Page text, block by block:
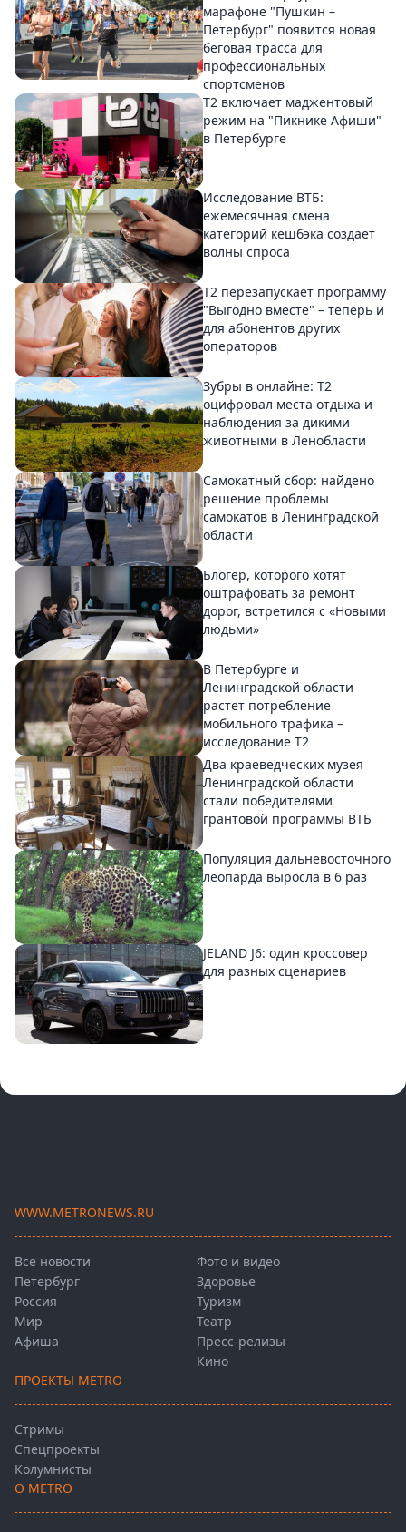
марафоне "Пушкин –
Петербург" появится новая
беговая трасса для
профессиональных
спортсменов
Т2 включает маджентовый
режим на "Пикнике Афиши"
в Петербурге
Исследование ВТБ:
ежемесячная смена
категорий кешбэка создает
волны спроса
Т2 перезапускает программу
"Выгодно вместе" – теперь и
для абонентов других
операторов
Зубры в онлайне: Т2
оцифровал места отдыха и
наблюдения за дикими
животными в Ленобласти
Самокатный сбор: найдено
решение проблемы
самокатов в Ленинградской
области
Блогер, которого хотят
оштрафовать за ремонт
дорог, встретился с «Новыми
людьми»
В Петербурге и
Ленинградской области
растет потребление
мобильного трафика –
исследование T2
Два краеведческих музея
Ленинградской области
стали победителями
грантовой программы ВТБ
Популяция дальневосточного
леопарда выросла в 6 раз
JELAND J6: один кроссовер
для разных сценариев
WWW.METRONEWS.RU
Все новости
Петербург
Россия
Мир
Афиша
Фото и видео
Здоровье
Туризм
Театр
Пресс-релизы
Кино
ПРОЕКТЫ METRO
Стримы
Спецпроекты
Колумнисты
О METRO